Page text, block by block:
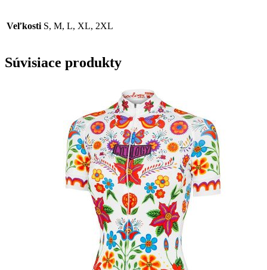
Veľkosti S, M, L, XL, 2XL
Súvisiace produkty